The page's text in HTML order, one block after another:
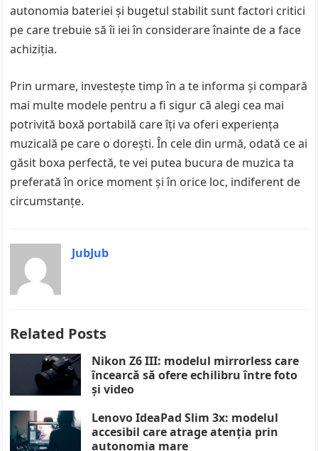
autonomia bateriei și bugetul stabilit sunt factori critici
pe care trebuie să îi iei în considerare înainte de a face
achiziția.
Prin urmare, investește timp în a te informa și compară
mai multe modele pentru a fi sigur că alegi cea mai
potrivită boxă portabilă care îți va oferi experiența
muzicală pe care o dorești. În cele din urmă, odată ce ai
găsit boxa perfectă, te vei putea bucura de muzica ta
preferată în orice moment și în orice loc, indiferent de
circumstanțe.
JubJub
Related Posts
Nikon Z6 III: modelul mirrorless care
încearcă să ofere echilibru între foto
și video
Lenovo IdeaPad Slim 3x: modelul
accesibil care atrage atenția prin
autonomia mare